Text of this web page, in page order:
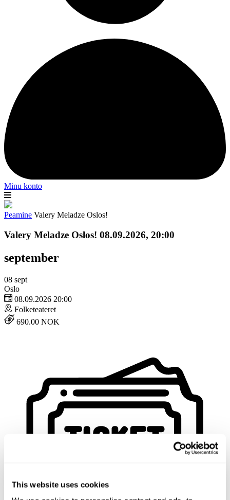
This website uses cookies
Minu konto
Peamine Valery Meladze Oslos!
Valery Meladze Oslos! 08.09.2026, 20:00
september
08 sept
Oslo
08.09.2026 20:00
Folketeateret
690.00 NOK